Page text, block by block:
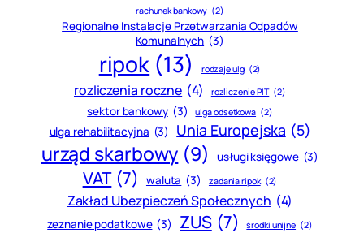
rachunek bankowy (2)
Regionalne Instalacje Przetwarzania Odpadów
Komunalnych (3)
ripok (13) rodzaje ulg (2)
rozliczenia roczne (4) rozliczenie PIT (2)
sektor bankowy (3) ulga odsetkowa (2)
ulga rehabilitacyjna (3) Unia Europejska (5)
urząd skarbowy (9) usługi księgowe (3)
VAT (7) waluta (3) zadania ripok (2)
Zakład Ubezpieczeń Społecznych (4)
zeznanie podatkowe (3) ZUS (7) środki unijne (2)